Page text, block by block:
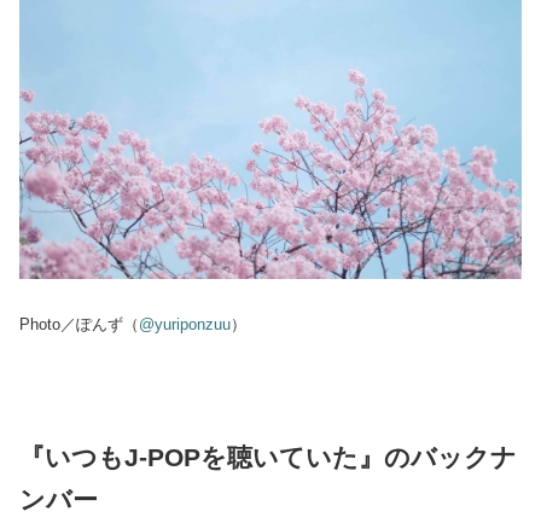
Photo／ぽんず（ @yuriponzuu）
『いつもJ-POPを聴いていた』のバックナ
ンバー